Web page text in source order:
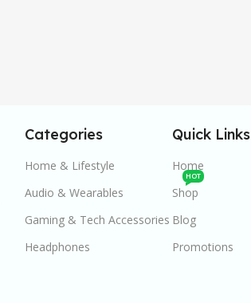
Categories
Home & Lifestyle
Audio & Wearables
Gaming & Tech Accessories
Headphones
Quick Links
Home
Shop
HOT
Blog
Promotions